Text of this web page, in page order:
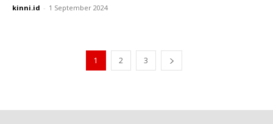
kinni.id - 1 September 2024
1 2 3